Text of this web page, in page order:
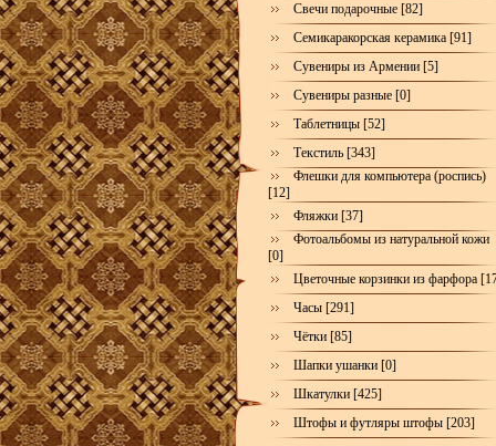
Свечи подарочные [82]
Семикаракорская керамика [91]
Сувениры из Армении [5]
Сувениры разные [0]
Таблетницы [52]
Текстиль [343]
Флешки для компьютера (роспись)
[12]
Фляжки [37]
Фотоальбомы из натуральной кожи
[0]
Цветочные корзинки из фарфора
Часы [291]
Чётки [85]
Шапки ушанки [0]
Шкатулки [425]
Штофы и футляры штофы [203]